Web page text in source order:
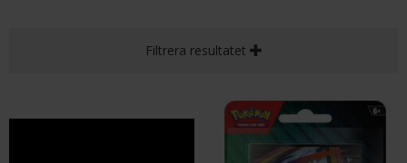
Filtrera resultatet